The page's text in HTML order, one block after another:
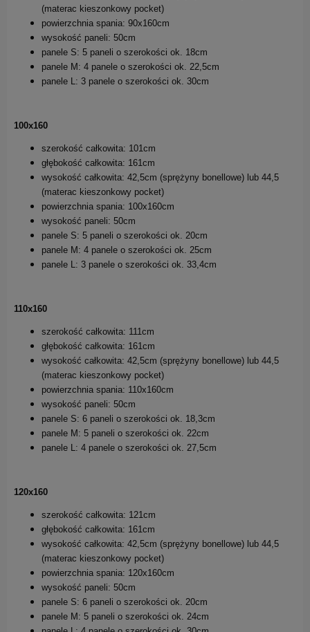
(materac kieszonkowy pocket)
powierzchnia spania: 90x160cm
wysokość paneli: 50cm
panele S: 5 paneli o szerokości ok. 18cm
panele M: 4 panele o szerokości ok. 22,5cm
panele L: 3 panele o szerokości ok. 30cm
100x160
szerokość całkowita: 101cm
głębokość całkowita: 161cm
wysokość całkowita: 42,5cm (sprężyny bonellowe) lub 44,5
(materac kieszonkowy pocket)
powierzchnia spania: 100x160cm
wysokość paneli: 50cm
panele S: 5 paneli o szerokości ok. 20cm
panele M: 4 panele o szerokości ok. 25cm
panele L: 3 panele o szerokości ok. 33,4cm
110x160
szerokość całkowita: 111cm
głębokość całkowita: 161cm
wysokość całkowita: 42,5cm (sprężyny bonellowe) lub 44,5
(materac kieszonkowy pocket)
powierzchnia spania: 110x160cm
wysokość paneli: 50cm
panele S: 6 paneli o szerokości ok. 18,3cm
panele M: 5 paneli o szerokości ok. 22cm
panele L: 4 panele o szerokości ok. 27,5cm
120x160
szerokość całkowita: 121cm
głębokość całkowita: 161cm
wysokość całkowita: 42,5cm (sprężyny bonellowe) lub 44,5
(materac kieszonkowy pocket)
powierzchnia spania: 120x160cm
wysokość paneli: 50cm
panele S: 6 paneli o szerokości ok. 20cm
panele M: 5 paneli o szerokości ok. 24cm